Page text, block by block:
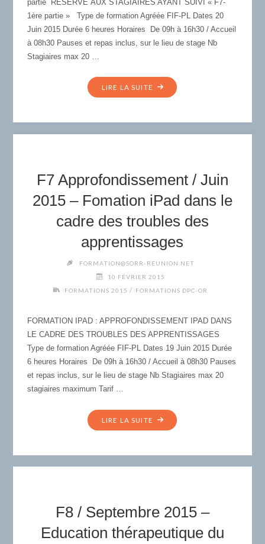
partie RÉSERVÉ AUX STAGIAIRES AYANT SUIVI « F7-
1ère partie » Type de formation Agréée FIF-PL Dates 20
Juin 2015 Durée 6 heures Horaires De 09h à 16h30 / Accueil
à 08h30 Pauses et repas inclus, sur le lieu de stage Nb
Stagiaires max 20 …
LIRE LA SUITE "F7
FORMATION
IPAD"
F7 Approfondissement / Juin
2015 – Fomation iPad dans le
cadre des troubles des
apprentissages
FORMATION@SORR-REUNION.NET
10 FÉVRIER 2015
FORMATIONS 2015 / FORMATIONS DPC-OR
FORMATION IPAD : APPROFONDISSEMENT IPAD DANS
LE CADRE DES TROUBLES DES APPRENTISSAGES
Type de formation Agréée FIF-PL Dates 19 Juin 2015 Durée
6 heures Horaires De 09h à 16h30 / Accueil à 08h30 Pauses
et repas inclus, sur le lieu de stage Nb Stagiaires max 20
stagiaires maximum Tarif …
LIRE LA SUITE "F7
APPROFONDISSEMENT
IPAD
DANS
F8 / Septembre 2015 –
Education thérapeutique du